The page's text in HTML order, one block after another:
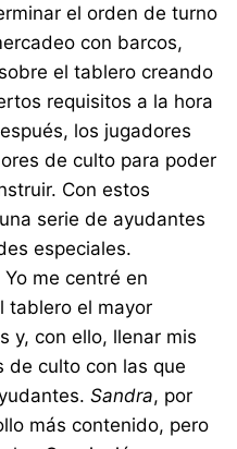
el orden de turno
con barcos,
el tablero creando
requisitos a la hora
los jugadores
de culto para poder
Con estos
serie de ayudantes
especiales.
me centré en
tablero el mayor
y, con ello, llenar mis
de culto con las que
Sandra, por
más contenido, pero